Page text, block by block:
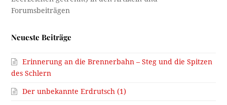
Neueste Beiträge
Erinnerung an die Brennerbahn – Steg und die Spitzen
des Schlern
Der unbekannte Erdrutsch (1)